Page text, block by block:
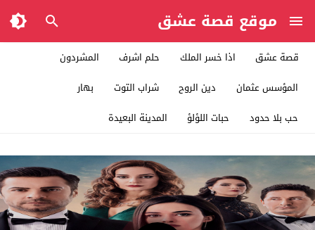
موقع قصة عشق
قصة عشق اذا خسر الملك حلم اشرف
المشردون
المؤسس عثمان
دين الروح شراب التوت
بهار
حب بلا حدود
حبات اللؤلؤ المدينة البعيدة